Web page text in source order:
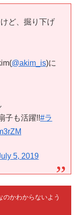
ど、掘り下げ
@akim_is)に
子も活躍!!#ラ
5, 2019
かわからないよう